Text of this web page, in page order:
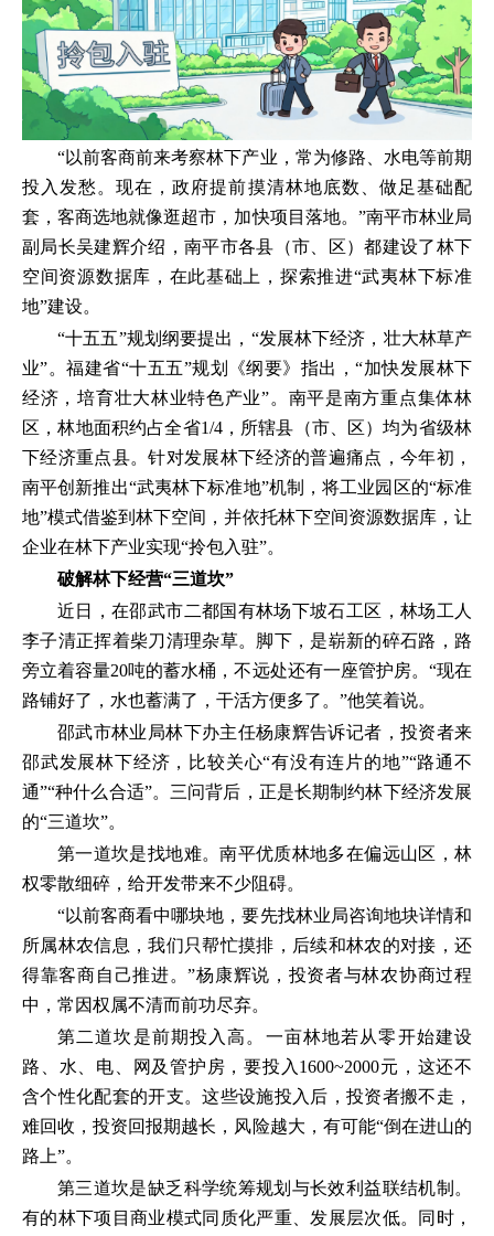
“以前客商前来考察林下产业，常为修路、水电等前期
投入发愁。现在，政府提前摸清林地底数、做足基础配
套，客商选地就像逛超市，加快项目落地。”南平市林业局
副局长吴建辉介绍，南平市各县（市、区）都建设了林下
空间资源数据库，在此基础上，探索推进“武夷林下标准
地”建设。
“十五五”规划纲要提出，“发展林下经济，壮大林草产
业”。福建省“十五五”规划《纲要》指出，“加快发展林下
经济，培育壮大林业特色产业”。南平是南方重点集体林
区，林地面积约占全省1/4，所辖县（市、区）均为省级林
下经济重点县。针对发展林下经济的普遍痛点，今年初，
南平创新推出“武夷林下标准地”机制，将工业园区的“标准
地”模式借鉴到林下空间，并依托林下空间资源数据库，让
企业在林下产业实现“拎包入驻”。
破解林下经营“三道坎”
近日，在邵武市二都国有林场下坡石工区，林场工人
李子清正挥着柴刀清理杂草。脚下，是崭新的碎石路，路
旁立着容量20吨的蓄水桶，不远处还有一座管护房。“现在
路铺好了，水也蓄满了，干活方便多了。”他笑着说。
邵武市林业局林下办主任杨康辉告诉记者，投资者来
邵武发展林下经济，比较关心“有没有连片的地”“路通不
通”“种什么合适”。三问背后，正是长期制约林下经济发展
的“三道坎”。
第一道坎是找地难。南平优质林地多在偏远山区，林
权零散细碎，给开发带来不少阻碍。
“以前客商看中哪块地，要先找林业局咨询地块详情和
所属林农信息，我们只帮忙摸排，后续和林农的对接，还
得靠客商自己推进。”杨康辉说，投资者与林农协商过程
中，常因权属不清而前功尽弃。
第二道坎是前期投入高。一亩林地若从零开始建设
路、水、电、网及管护房，要投入1600~2000元，这还不
含个性化配套的开支。这些设施投入后，投资者搬不走，
难回收，投资回报期越长，风险越大，有可能“倒在进山的
路上”。
第三道坎是缺乏科学统筹规划与长效利益联结机制。
有的林下项目商业模式同质化严重、发展层次低。同时，